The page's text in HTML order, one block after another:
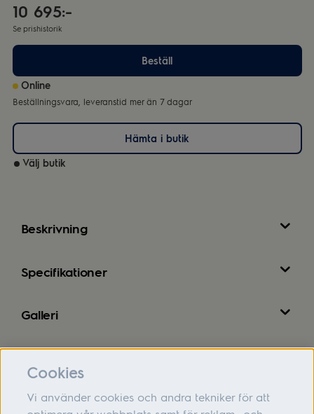
10 695:-
Se prishistorik
Beställ
Online
Beställningsvara, leveranstid mer än 7 dagar
Hämta i butik
Välj butik
Beskrivning
Specifikationer
Galleri
Cookies
Vi använder cookies och andra tekniker för att